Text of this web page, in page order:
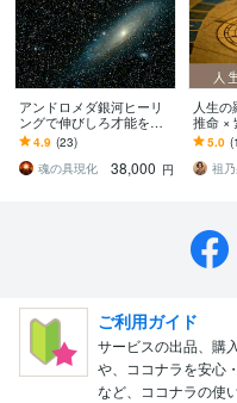
アンドロメダ銀河ヒーリ
ングで伸びしろ才能を広
げます ルーツの3倍の効
果！天の川銀河やアンド
ロメダ銀河とも繋がる
4.9 (23)
魂の具現化
38,000 円
人生
推命 ×
す 完全
微斗数
しませ
5.0
祖
ご利用ガイド
サービスの出品、購
や、ココナラを安心
など、ココナラの使